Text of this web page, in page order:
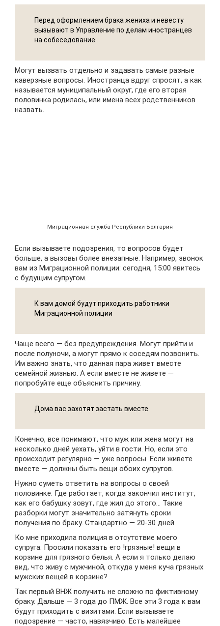
Перед оформлением брака жениха и невесту
вызывают в Управление по делам иностранцев
на собеседование.
Могут вызвать отдельно и задавать самые разные
каверзные вопросы. Иностранца вдруг спросят, а как
называется муниципальный округ, где его вторая
половинка родилась, или имена всех родственников
назвать.
Миграционная служба Республики Болгария
Если вызываете подозрения, то вопросов будет
больше, а вызовы более внезапные. Например, звонок
вам из Миграционной полиции: сегодня, 15:00 явитесь
с будущим супругом.
К вам домой будут приходить работники
Миграционной полиции
Чаще всего — без предупреждения. Могут прийти и
после полуночи, а могут прямо к соседям позвонить.
Им важно знать, что данная пара живет вместе
семейной жизнью. А если вместе не живете —
попробуйте еще объяснить причину.
Дома вас захотят застать вместе
Конечно, все понимают, что муж или жена могут на
несколько дней уехать, уйти в гости. Но, если это
происходит регулярно — уже вопросы. Если живете
вместе — должны быть вещи обоих супругов.
Нужно суметь ответить на вопросы о своей
половинке. Где работает, когда закончил институт,
как его бабушку зовут, где жил до этого… Такие
разборки могут значительно затянуть сроки
получения по браку. Стандартно — 20-30 дней.
Ко мне приходила полиция в отсутствие моего
супруга. Просили показать его !грязные! вещи в
корзине для грязного белья. А если я только делаю
вид, что живу с мужчиной, откуда у меня куча грязных
мужских вещей в корзине?
Так первый ВНЖ получить не сложно по фиктивному
браку. Дальше — 3 года до ПМЖ. Все эти 3 года к вам
будут приходить с визитами. Если вызываете
подозрение — часто, навязчиво. Есть малейшее